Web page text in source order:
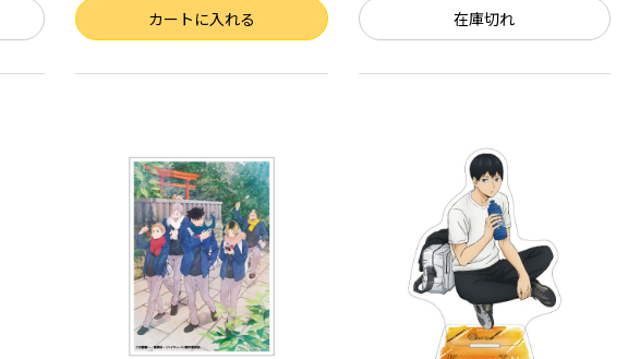
数量 カートに入れる 在庫切れ